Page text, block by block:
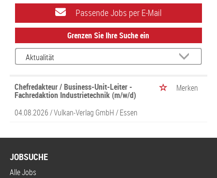
Passende Jobs per E-Mail
Grenzen Sie Ihre Suche ein
Chefredakteur / Business-Unit-Leiter -
Fachredaktion Industrietechnik (m/w/d)
Merken
04.08.2026 /Vulkan-Verlag GmbH/ Essen
JOBSUCHE
Alle Jobs